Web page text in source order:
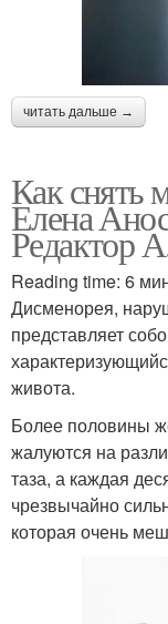
читать дальше →
Как снять
Елена
Редактор
Reading time: 6
Дисменорея,
представляет
живота.
Более половины
жалуются на
таза, а каждая
чрезвычайно
которая очень